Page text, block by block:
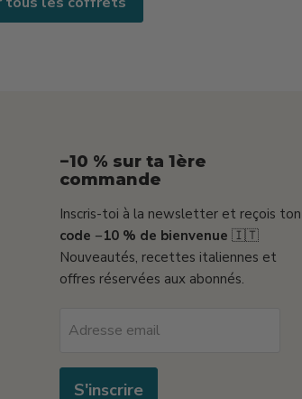
−10 % sur ta 1ère
commande
Inscris-toi à la newsletter et reçois ton
code −10 % de bienvenue 🇮🇹
Nouveautés, recettes italiennes et
offres réservées aux abonnés.
Adresse email
S'inscrire